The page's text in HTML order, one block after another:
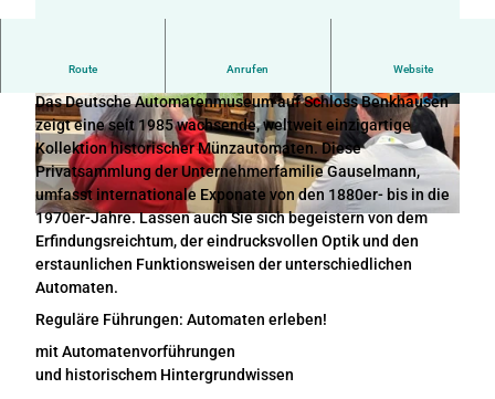
F
ü
h
r
u
© Anna-Lena Rose | CC-BY-SA © Teutoburger Wald Tourismus, D. Ketz
Route Anrufen Website
Entdecken Sie Automaten als Wunderwerke ihrer Zeit!
Das Deutsche Automatenmuseum auf Schloss Benkhausen
zeigt eine seit 1985 wachsende, weltweit einzigartige
Kollektion historischer Münzautomaten. Diese
Privatsammlung der Unternehmerfamilie Gauselmann,
umfasst internationale Exponate von den 1880er- bis in die
1970er-Jahre. Lassen auch Sie sich begeistern von dem
Erfindungsreichtum, der eindrucksvollen Optik und den
erstaunlichen Funktionsweisen der unterschiedlichen
Automaten.
Reguläre Führungen: Automaten erleben!
mit Automatenvorführungen
und historischem Hintergrundwissen